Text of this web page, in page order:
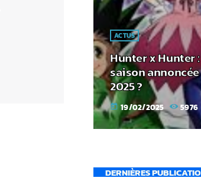
ACTUS
Hunter x Hunter
saison
2025 ?
today 19/02/2025 5976
DERNIÈRES